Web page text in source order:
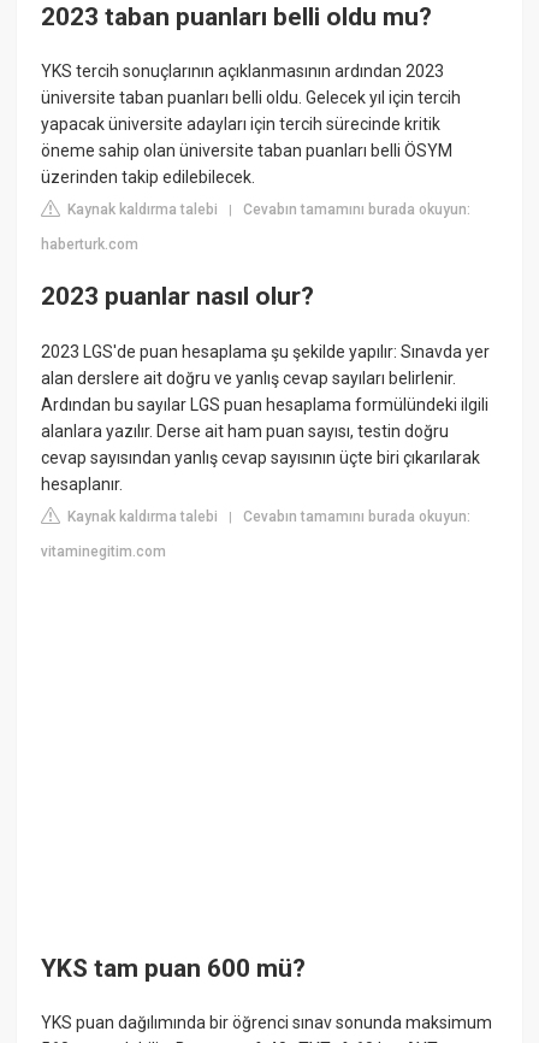
2023 taban puanları belli oldu mu?
YKS tercih sonuçlarının açıklanmasının ardından 2023
üniversite taban puanları belli oldu. Gelecek yıl için tercih
yapacak üniversite adayları için tercih sürecinde kritik
öneme sahip olan üniversite taban puanları belli ÖSYM
üzerinden takip edilebilecek.
Kaynak kaldırma talebi |Cevabın tamamını burada okuyun:
haberturk.com
2023 puanlar nasıl olur?
2023 LGS'de puan hesaplama şu şekilde yapılır: Sınavda yer
alan derslere ait doğru ve yanlış cevap sayıları belirlenir.
Ardından bu sayılar LGS puan hesaplama formülündeki ilgili
alanlara yazılır. Derse ait ham puan sayısı, testin doğru
cevap sayısından yanlış cevap sayısının üçte biri çıkarılarak
hesaplanır.
Kaynak kaldırma talebi |Cevabın tamamını burada okuyun:
vitaminegitim.com
YKS tam puan 600 mü?
YKS puan dağılımında bir öğrenci sınav sonunda maksimum